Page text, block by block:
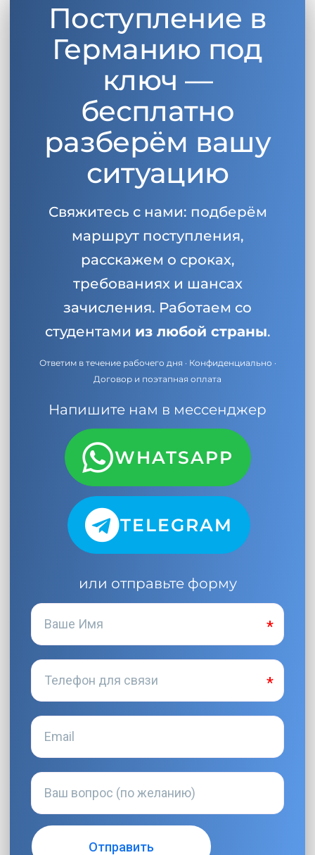
Поступление в
Германию под
ключ —
бесплатно
разберём вашу
ситуацию
Свяжитесь с нами: подберём
маршрут поступления,
расскажем о сроках,
требованиях и шансах
зачисления. Работаем со
студентами из любой страны.
Ответим в течение рабочего дня · Конфиденциально ·
Договор и поэтапная оплата
Напишите нам в мессенджер
WHATSAPP
TELEGRAM
или отправьте форму